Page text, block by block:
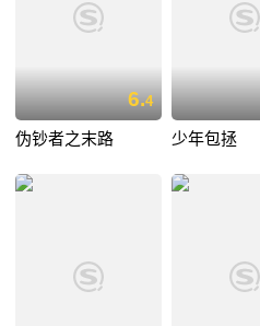
6.4
伪钞者之末路 少年包拯